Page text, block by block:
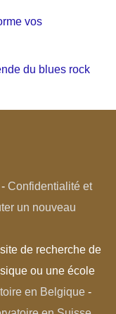
vos
du blues rock
Confidentialité et
un nouveau
de recherche de
ou une école
en Belgique-